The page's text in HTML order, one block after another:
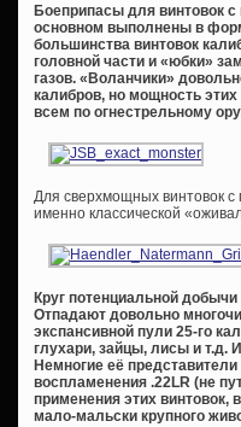
Боеприпасы для винтовок
основном выполнены в
большинства винтовок
головной части и «юбки»
газов. «Воланчики»
калибров, но мощность
всем по огнестрельному
Для сверхмощных винтовок с
именно классической
Круг потенциальной добычи
Отпадают довольно
экспансивной пули 25-го
глухари, зайцы, лисы и т.д.
Немногие её
воспламенения .22LR (не
применения этих
мало-мальски крупного